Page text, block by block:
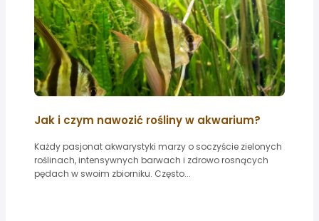
Jak i czym nawozić rośliny w akwarium?
Każdy pasjonat akwarystyki marzy o soczyście zielonych
roślinach, intensywnych barwach i zdrowo rosnących
pędach w swoim zbiorniku. Często...